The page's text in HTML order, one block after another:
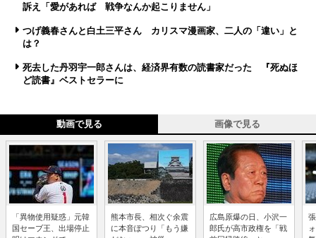
訴え「愛があれば 戦争なんか起こりません」
つげ義春さんと白土三平さん カリスマ漫画家、二人の「違い」と
は？
死去した丹羽宇一郎さんは、経済界有数の読書家だった 『死ぬほ
ど読書』ベストセラーに
動画で見る 画像で見る
「異物使用疑惑」元韓
国セーブ王、出場停止
熊本市長、相次ぐ余震
に本音ぽつり「もう嫌
広島原爆の日、小沢一
郎氏が高市政権を「戦